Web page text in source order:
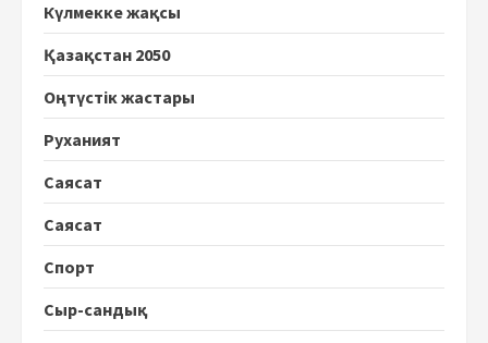
Күлмекке жақсы
Қазақстан 2050
Оңтүстік жастары
Руханият
Саясат
Саясат
Спорт
Сыр-сандық